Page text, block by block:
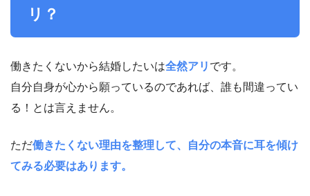
リ？
働きたくないから結婚したいは全然アリ です。
自分自身が心から願っているのであれば、誰も間違ってい
る！とは言えません。
ただ働きたくない理由を整理して、自分の本音に耳を傾け
てみる必要はあります。